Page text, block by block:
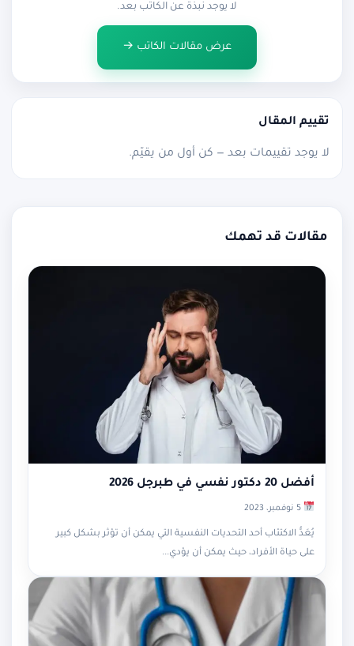
لا يوجد نبذة عن الكاتب بعد.
عرض مقالات الكاتب →
تقييم المقال
لا يوجد تقييمات بعد — كن أول من يقيّم.
مقالات قد تهمك
أفضل 20 دكتور نفسي في طبرجل 2026
يُعَدُّ الاكتئاب أحد التحديات النفسية التي يمكن أن تؤثر بشكل كبير
على حياة الأفراد، حيث يمكن أن يؤدي...